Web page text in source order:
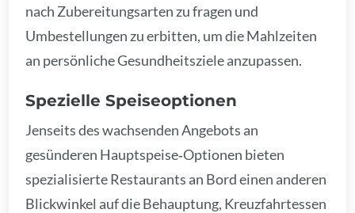
nach Zubereitungsarten zu fragen und
Umbestellungen zu erbitten, um die Mahlzeiten
an persönliche Gesundheitsziele anzupassen.
Spezielle Speiseoptionen
Jenseits des wachsenden Angebots an
gesünderen Hauptspeise‑Optionen bieten
spezialisierte Restaurants an Bord einen anderen
Blickwinkel auf die Behauptung, Kreuzfahrtessen